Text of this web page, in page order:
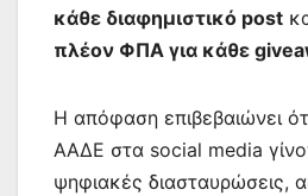
κάθε διαφημιστικό post
πλέον ΦΠΑ για κάθε
Η απόφαση επιβεβαιώνει
ΑΑΔΕ στα social media
ψηφιακές διασταυρώσεις,